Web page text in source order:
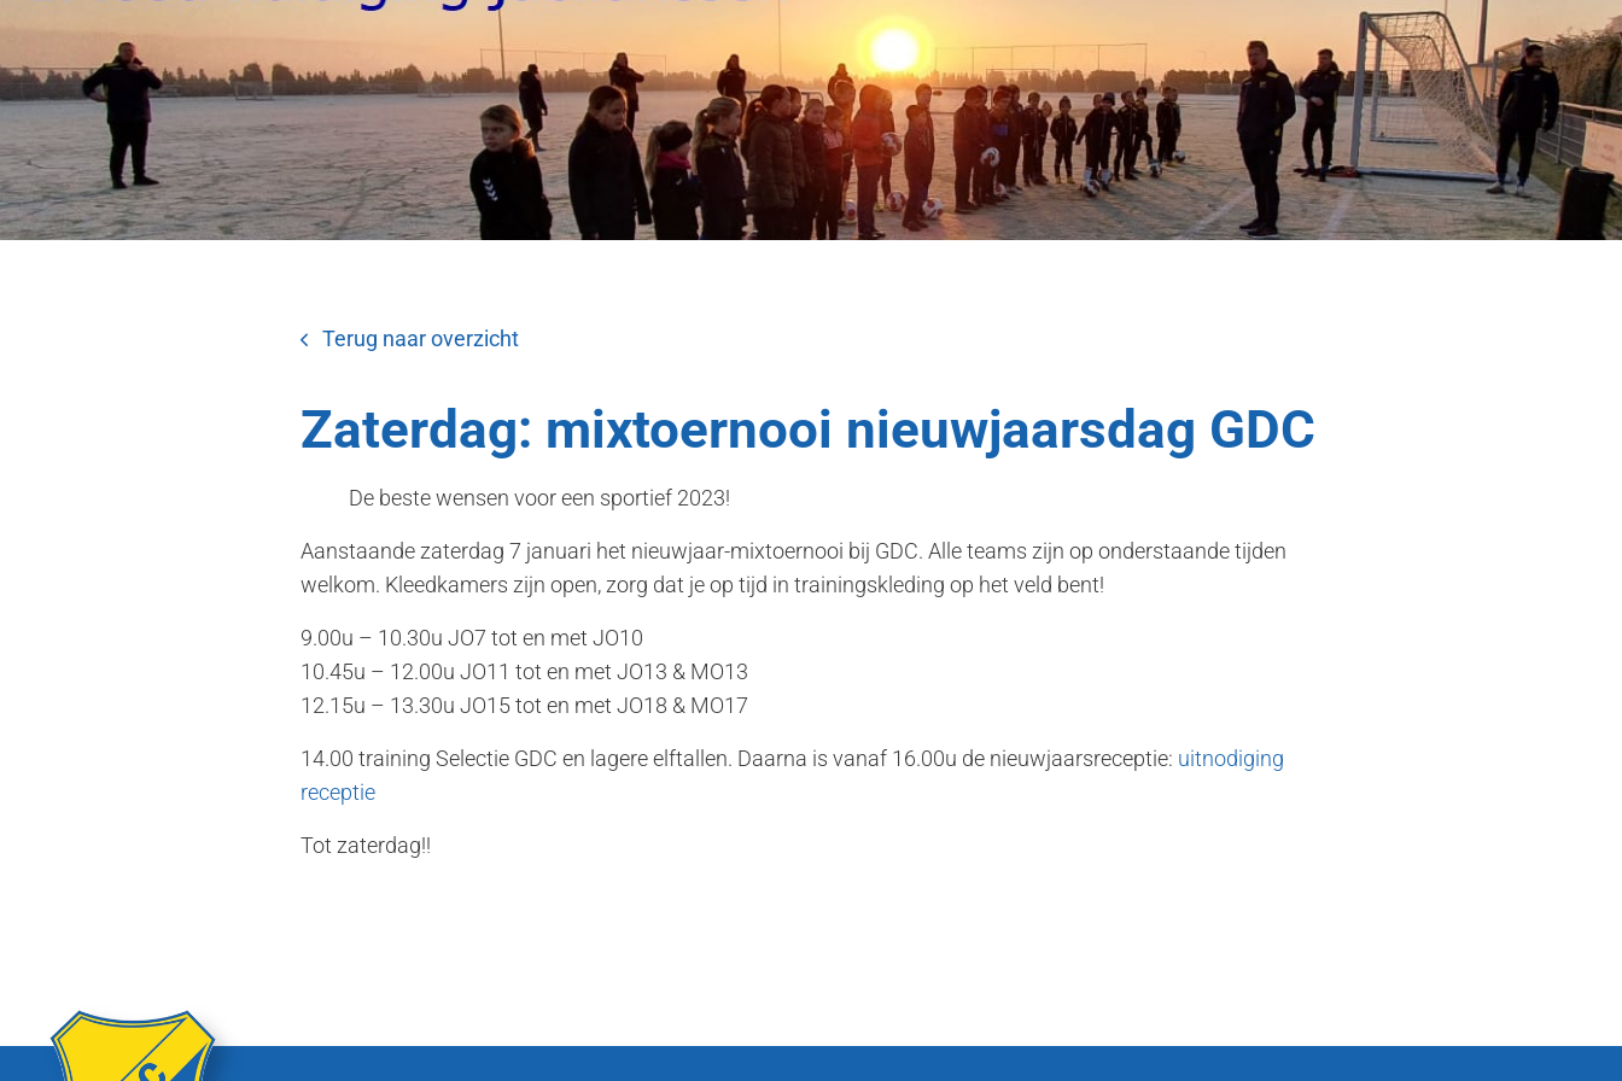
Terug naar overzicht
Zaterdag: mixtoernooi nieuwjaarsdag GDC
De beste wensen voor een sportief 2023!
Aanstaande zaterdag 7 januari het nieuwjaar-mixtoernooi bij GDC. Alle teams zijn op onderstaande tijden
welkom. Kleedkamers zijn open, zorg dat je op tijd in trainingskleding op het veld bent!
9.00u – 10.30u JO7 tot en met JO10
10.45u – 12.00u JO11 tot en met JO13 & MO13
12.15u – 13.30u JO15 tot en met JO18 & MO17
14.00 training Selectie GDC en lagere elftallen. Daarna is vanaf 16.00u de nieuwjaarsreceptie: uitnodiging
receptie
Tot zaterdag!!